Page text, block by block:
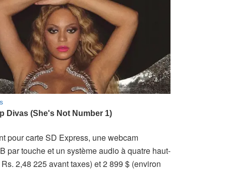
pour carte SD Express, une webcam
par touche et un système audio à quatre haut-
2,48 225 avant taxes) et 2 899 $ (environ